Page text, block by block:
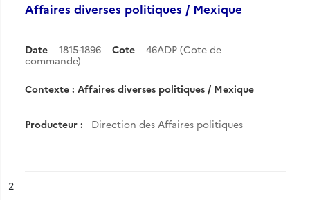
Affaires diverses politiques / Mexique
Date 1815-1896 Cote
46ADP (Cote de
commande)
Contexte : Affaires diverses politiques / Mexique
Producteur : Direction des Affaires politiques
n°
2